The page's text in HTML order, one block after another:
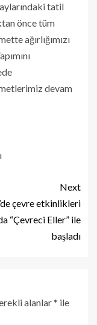
tatil
önce tüm
ağırlığımızı
devam
Next
çevre etkinlikleri
“Çevreci Eller” ile
başladı
alanlar* ile